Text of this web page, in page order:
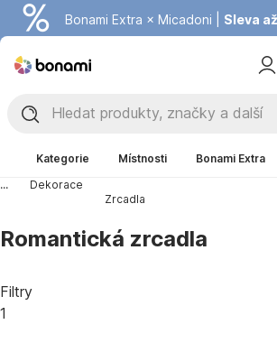
Bonami Extra × Micadoni | Sleva
Summer Sale | Ušetřete až 40 % →
Kategorie Místnosti Bonami Extra
...
Dekorace
Zrcadla
Romantická zrcadla
Filtry
1